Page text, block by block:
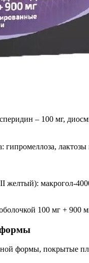
– 100 мг,
гипромеллоза,
желтый): макрогол-
100 мг + 900
формы
формы, покрытые